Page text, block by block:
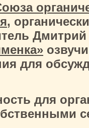
,
Дмитрий
для
для